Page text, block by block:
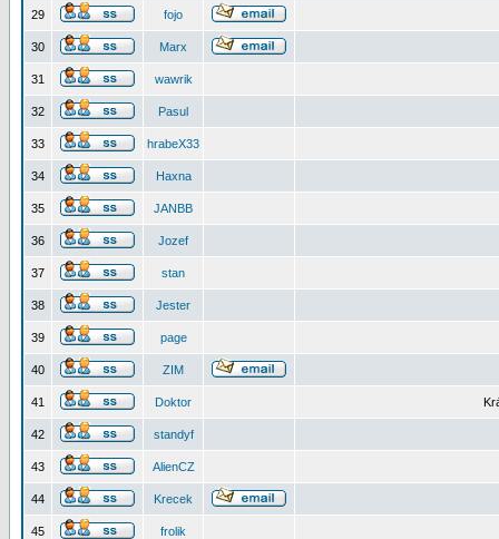
29 fojo
30 Marx
31 wawrik
32 Pasul
33 hrabeX33
34 Haxna
35 JANBB
36 Jozef
37 stan
38 Jester
39 page
40 ZIM
41 Doktor
42 standyf
43 AlienCZ
44 Krecek
45 frolik